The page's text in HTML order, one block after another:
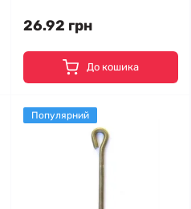
26.92 грн
До кошика
Популярний